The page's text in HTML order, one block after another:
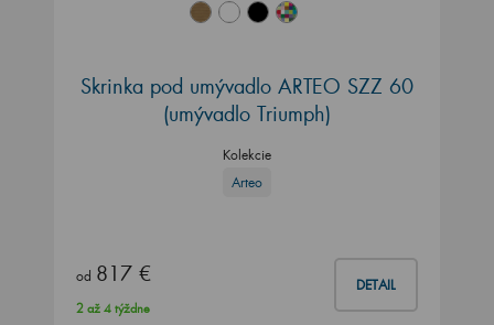
Skrinka pod umývadlo ARTEO SZZ 60
(umývadlo Triumph)
Kolekcie
Arteo
od 817 € DETAIL
2 až 4 týždne